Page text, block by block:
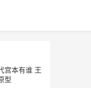
宫本有谁 王
型